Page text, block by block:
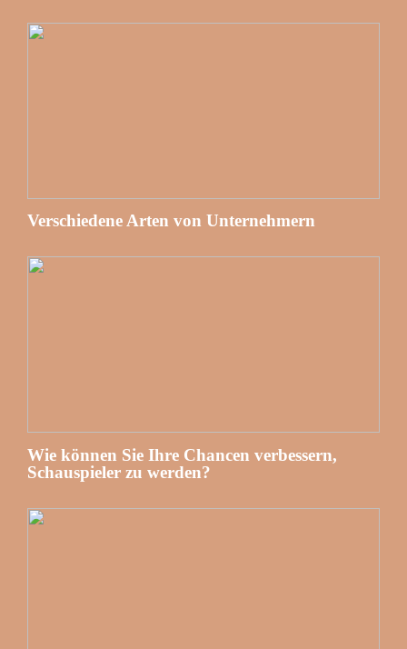
Verschiedene Arten von Unternehmern
Wie können Sie Ihre Chancen verbessern,
Schauspieler zu werden?